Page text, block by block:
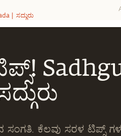
| ಸದ್ಗುರು
ಸಂಗತಿ. ಕೆಲವು ಸರಳ ಟಿಪ್ಸ್